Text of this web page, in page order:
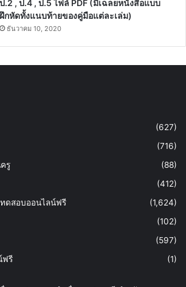
ป.2 , ป.4 , ป.5 ไฟล์ PDF (มีเฉลยหนังสือแบบ
ฝึกหัดทั้งแนบท้ายของคู่มือแต่ละเล่ม)
ธันวาคม 10, 2020
(627)
(716)
รู
(88)
(412)
ดสอบออนไลน์ฟรี
(1,624)
(102)
(597)
ฟรี
(1)